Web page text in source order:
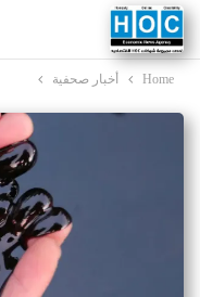
Home أخبار صحفية